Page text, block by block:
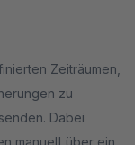
Zeiträumen,
zu
Dabei
manuell über ein